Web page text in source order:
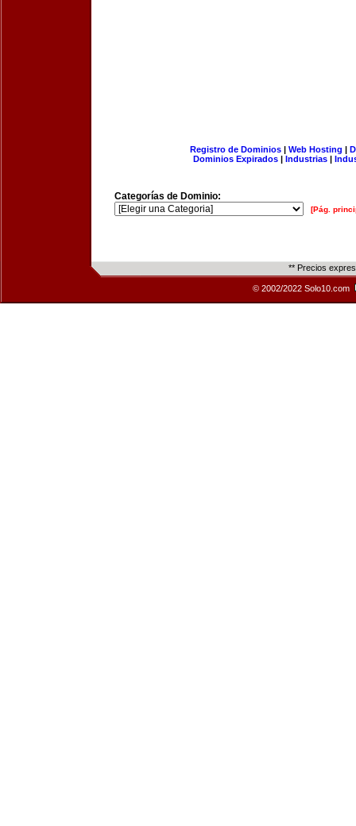
Registro de Dominios| Web Hosting |
Dominios Expirados | Industrias |
Categorías de Dominio:
[Pág.
** Precios
© 2002/2022 Solo10.com